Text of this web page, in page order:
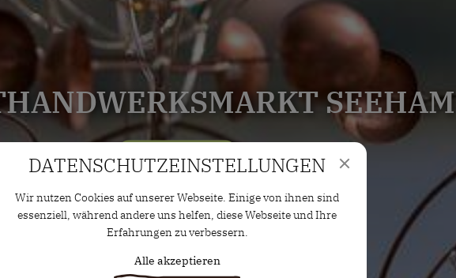
SEEHAM
DATENSCHUTZ­EINSTELLUNGEN
Wir nutzen Cookies auf unserer Webseite. Einige von ihnen sind
essenziell, während andere uns helfen, diese Webseite und Ihre
Erfahrungen zu verbessern.
Alle akzeptieren